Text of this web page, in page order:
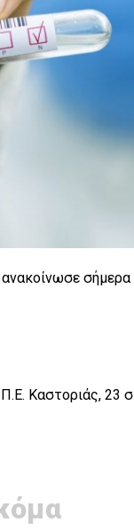
Καστοριάς, 23